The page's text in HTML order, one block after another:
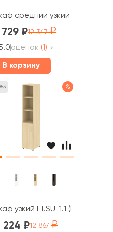
дверь ЛДСП правый
средний узкий 1 низкая
729 12 347
оценок (1)
В корзину
дверь стекло правый
%
узкий LT.SU-1.1 (L)
224 12 867